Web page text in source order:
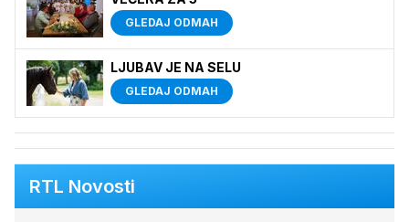
GLEDAJ ODMAH
LJUBAV JE NA SELU
GLEDAJ ODMAH
RTL Novosti